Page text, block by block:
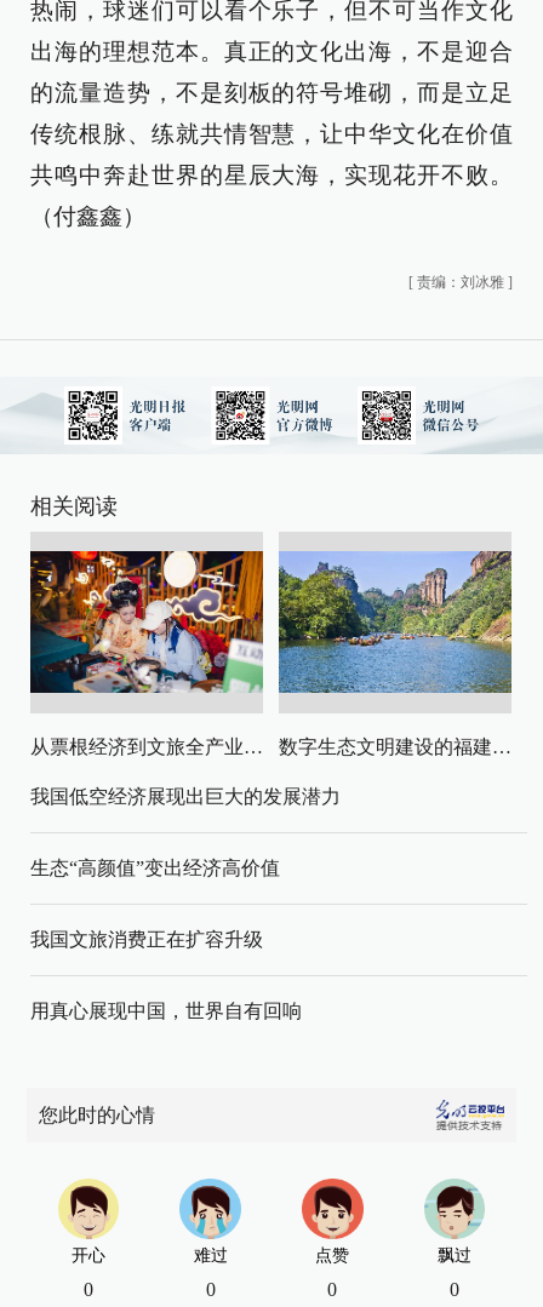
热闹，球迷们可以看个乐子，但不可当作文化
出海的理想范本。真正的文化出海，不是迎合
的流量造势，不是刻板的符号堆砌，而是立足
传统根脉、练就共情智慧，让中华文化在价值
共鸣中奔赴世界的星辰大海，实现花开不败。
（付鑫鑫）
[ 责编：刘冰雅 ]
相关阅读
从票根经济到文旅全产业链升级 数字生态文明建设的福建路径与启示
我国低空经济展现出巨大的发展潜力
生态“高颜值”变出经济高价值
我国文旅消费正在扩容升级
用真心展现中国，世界自有回响
您此时的心情
开心
0
难过
0
点赞
0
飘过
0